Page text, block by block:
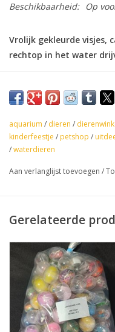
Beschikbaarheid:
Op
Vrolijk gekleurde visjes,
rechtop in het water
Geschikt voor de
aquarium / dieren /
kinderfeestje / petshop /
/waterdieren
Aan verlanglijst toevoegen /
Gerelateerde